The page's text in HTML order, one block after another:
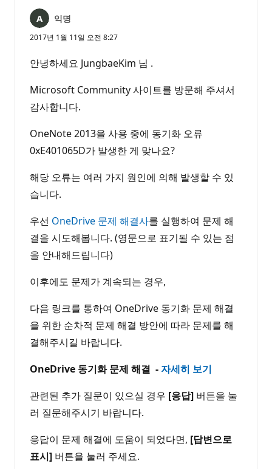
익명
2017년 1월 11일 오전 8:27
안녕하세요 JungbaeKim 님 .
Microsoft Community 사이트를 방문해 주셔서
감사합니다.
OneNote 2013을 사용 중에 동기화 오류
0xE401065D가 발생한 게 맞나요?
해당 오류는 여러 가지 원인에 의해 발생할 수 있
습니다.
우선 OneDrive 문제 해결사를 실행하여 문제 해
결을 시도해봅니다. (영문으로 표기될 수 있는 점
을 안내해드립니다)
이후에도 문제가 계속되는 경우,
다음 링크를 통하여 OneDrive 동기화 문제 해결
을 위한 순차적 문제 해결 방안에 따라 문제를 해
결해주시길 바랍니다.
OneDrive 동기화 문제 해결 -자세히 보기
관련된 추가 질문이 있으실 경우 [응답] 버튼을 눌
러 질문해주시기 바랍니다.
응답이 문제 해결에 도움이 되었다면, [답변으로
표시] 버튼을 눌러 주세요.